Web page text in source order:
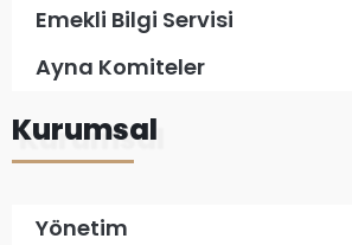
Emekli Bilgi Servisi
Ayna Komiteler
Kurumsal
Yönetim